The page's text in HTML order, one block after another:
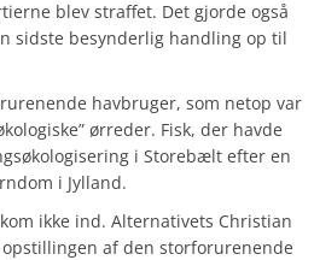
blev straffet. Det gjorde også
sidste besynderlig handling op til
havbruger, som netop var
ørreder. Fisk, der havde
i Storebælt efter en
i Jylland.
ikke ind. Alternativets Christian
af den storforurenende